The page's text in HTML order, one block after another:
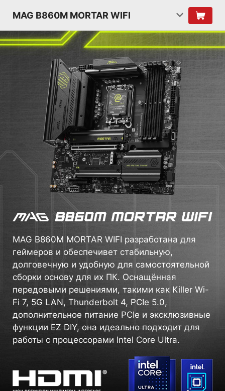
MAG B860M MORTAR WIFI
MAG B860M MORTAR WIFI разработана для
геймеров и обеспечивет стабильную,
долговечную и удобную для самостоятельной
сборки основу для их ПК. Оснащённая
передовыми решениями, такими как Killer Wi-
Fi 7, 5G LAN, Thunderbolt 4, PCIe 5.0,
дополнительное питание PCIe и эксклюзивные
функции EZ DIY, она идеально подходит для
работы с процессорами Intel Core Ultra.